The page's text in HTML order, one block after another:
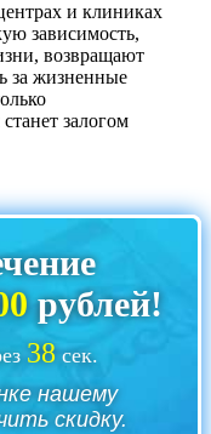
и клиниках
зависимость,
возвращают
за жизненные
залогом
рублей!
37сек.
нашему
скидку.